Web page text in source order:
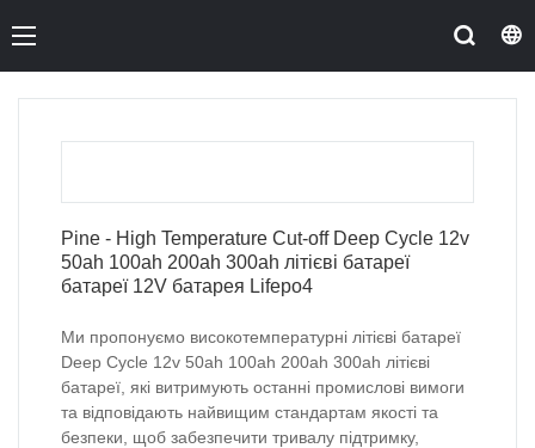
Pine - High Temperature Cut-off Deep Cycle 12v
50ah 100ah 200ah 300ah літієві батареї
батареї 12V батарея Lifepo4
Ми пропонуємо високотемпературні літієві батареї
Deep Cycle 12v 50ah 100ah 200ah 300ah літієві
батареї, які витримують останні промислові вимоги
та відповідають найвищим стандартам якості та
безпеки, щоб забезпечити тривалу підтримку,